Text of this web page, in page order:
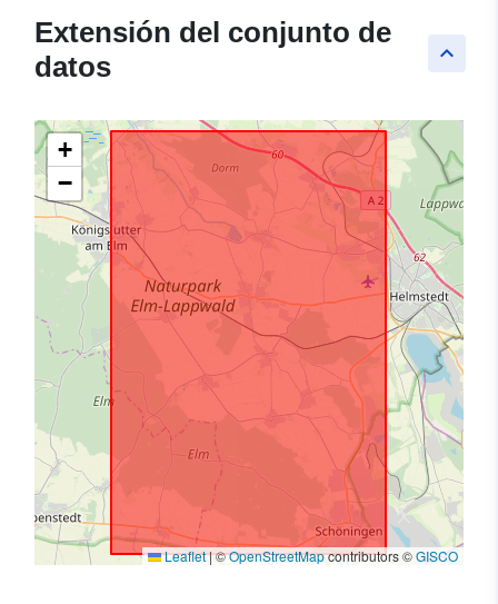
keyboard_arrow_up
Extensión del conjunto de
datos
+
−
Leaflet|©OpenStreetMapcontributors ©GISCO